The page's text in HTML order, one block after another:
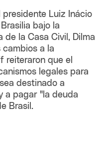
presidente Luiz Inácio
bajo la
de la Casa Civil, Dilma
a la
reiteraron que el
legales para
destinado a
a pagar "la deuda
Brasil.